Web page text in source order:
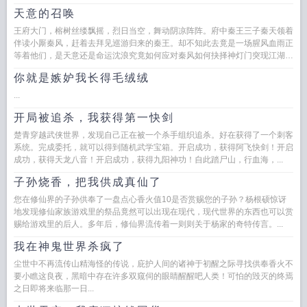
天意的召唤
王府大门，榕树丝缕飘摇，烈日当空，舞动阴凉阵阵。府中秦王三子秦天领着
伴读小厮秦风，赶着去拜见巡游归来的秦王。却不知此去竟是一场腥风血雨正
等着他们，是天意还是命运沈浪究竟如何应对秦风如何抉择神灯门突现江湖，
你就是嫉妒我长得毛绒绒
...
开局被追杀，我获得第一快剑
楚青穿越武侠世界，发现自己正在被一个杀手组织追杀。好在获得了一个刺客
系统。完成委托，就可以得到随机武学宝箱。开启成功，获得阿飞快剑！开启
成功，获得天龙八音！开启成功，获得九阳神功！自此踏尸山，行血海，...
子孙烧香，把我供成真仙了
您在修仙界的子孙供奉了一盘点心香火值10是否赏赐您的子孙？杨根硕惊讶
地发现修仙家族游戏里的祭品竟然可以出现在现代，现代世界的东西也可以赏
赐给游戏里的后人。多年后，修仙界流传着一则则关于杨家的奇特传言。...
我在神鬼世界杀疯了
尘世中不再流传山精海怪的传说，庇护人间的诸神于初醒之际寻找供奉香火不
要小瞧这良夜，黑暗中存在许多双窥伺的眼睛醒醒吧人类！可怕的毁灭的终焉
之日即将来临那一日...